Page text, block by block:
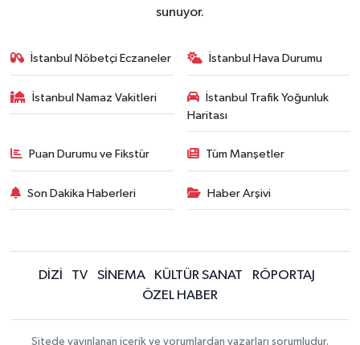
sunuyor.
İstanbul Nöbetçi Eczaneler İstanbul Hava Durumu
İstanbul Namaz Vakitleri
İstanbul Trafik Yoğunluk
Haritası
Puan Durumu ve Fikstür Tüm Manşetler
Son Dakika Haberleri Haber Arşivi
DİZİ TV SİNEMA KÜLTÜR SANAT
RÖPORTAJ
ÖZEL HABER
Sitede yayınlanan içerik ve yorumlardan yazarları sorumludur.